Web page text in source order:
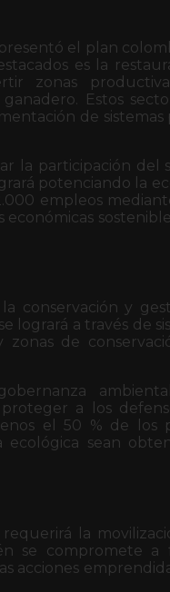
el plan
es la
zonas
Estos
de
la participación del
potenciando la
empleos
conservación y
logrará a través de
de
a los
el 50 % de los
sean
la
se compromete a
acciones